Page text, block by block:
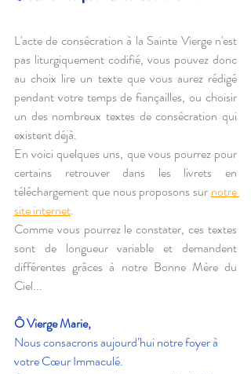
L'acte de consécration à la Sainte Vierge n'est
pas liturgiquement codifié, vous pouvez donc
au choix lire un texte que vous aurez rédigé
pendant votre temps de fiançailles, ou choisir
un des nombreux textes de consécration qui
existent déjà.
En voici quelques uns, que vous pourrez pour
certains retrouver dans les livrets en
téléchargement que nous proposons sur notre
site internet.
Comme vous pourrez le constater, ces textes
sont de longueur variable et demandent
différentes grâces à notre Bonne Mère du
Ciel...
Ô Vierge Marie,
Nous consacrons aujourd’hui notre foyer à
votre Cœur Immaculé.